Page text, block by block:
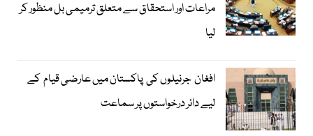
مراعات اور استحقاق سے متعلق ترمیمی بل منظور کر
لیا
افغان جرنیلوں کی پاکستان میں عارضی قیام کے
لیے دائر درخواستوں پر سماعت